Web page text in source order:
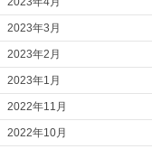
2023年3月
2023年2月
2023年1月
2022年11月
2022年10月